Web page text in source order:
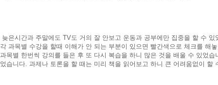
늦은시간과 주말에도 TV도 거의 잘 안보고 운동과 공부에만 집중을 할 수
각 과목별 수강을 할때 이해가 안 되는 부분이 있으면 빨간색으로 체크를 해
과목별 한번씩 강의를 들은 후 또 다시 복습을 하니 많은 것을 배울 수 있었
었습니다. 과제나 토론을 할 때는 미리 책을 읽어보고 하니 큰 어려움없이 할